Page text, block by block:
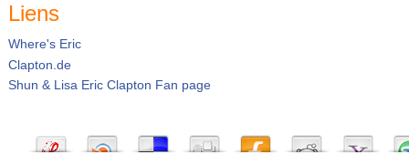
Liens
Where's Eric
Clapton.de
Shun & Lisa Eric Clapton Fan page